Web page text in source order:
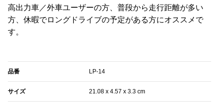
高出力車／外車ユーザーの方、普段から走行距離が多い
方、休暇でロングドライブの予定がある方にオススメで
す。
品番 ‎LP-14
サイズ ‎‎‎‎21.08 x 4.57 x 3.3 cm